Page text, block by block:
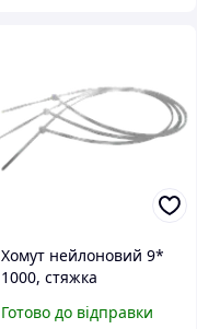
Хомут нейлоновий 9*
1000, стяжка
Готово до відправки